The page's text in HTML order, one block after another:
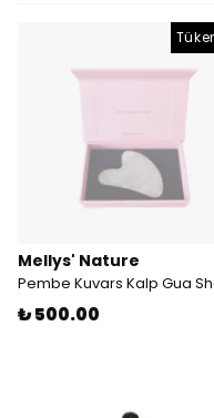
Mellys' Nature
Pembe Kuvars Kalp Gua
₺ 500.00